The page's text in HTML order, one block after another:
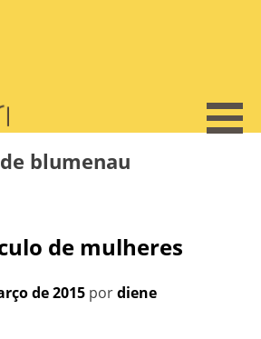
blumenau
de mulheres
de 2015 pordiene